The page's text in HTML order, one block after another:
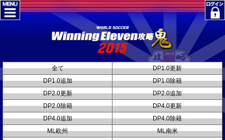
全て
DP1.0更新
DP1.0追加
DP1.0除籍
DP2.0更新
DP2.0追加
DP2.0除籍
DP4.0更新
DP4.0追加
DP4.0除籍
ML欧州
ML南米